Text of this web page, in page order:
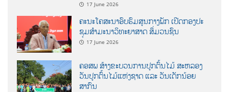
17 June 2026
ຄະນະໂຄສະນາອົບຮົມສູນກາງພັກ ເປີດກອງປະ
ຊຸມສຳມະນາວິທະຍາສາດ ສຶ່ມວນຊົນ
17 June 2026
ຄອສພ ສ້າງຂະບວນການປູກຕົ້ນໄມ້ ສະຫລອງ
ວັນປູກຕົ້ນໄມ້ແຫ່ງຊາດ ແລະ ວັນເດັກນ້ອຍ
ສາກົນ